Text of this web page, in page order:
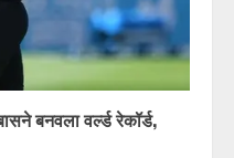
बनवला वर्ल्ड रेकॉर्ड,